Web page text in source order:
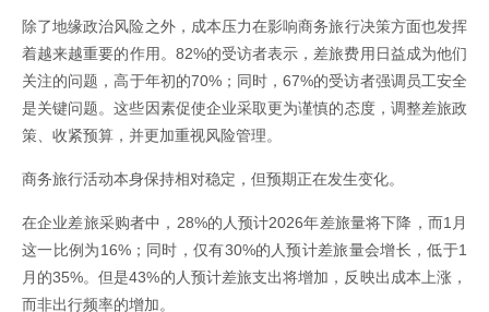
除了地缘政治风险之外，成本压力在影响商务旅行决策方面也发挥
着越来越重要的作用。82%的受访者表示，差旅费用日益成为他们
关注的问题，高于年初的70%；同时，67%的受访者强调员工安全
是关键问题。这些因素促使企业采取更为谨慎的态度，调整差旅政
策、收紧预算，并更加重视风险管理。
商务旅行活动本身保持相对稳定，但预期正在发生变化。
在企业差旅采购者中，28%的人预计2026年差旅量将下降，而1月
这一比例为16%；同时，仅有30%的人预计差旅量会增长，低于1
月的35%。但是43%的人预计差旅支出将增加，反映出成本上涨，
而非出行频率的增加。